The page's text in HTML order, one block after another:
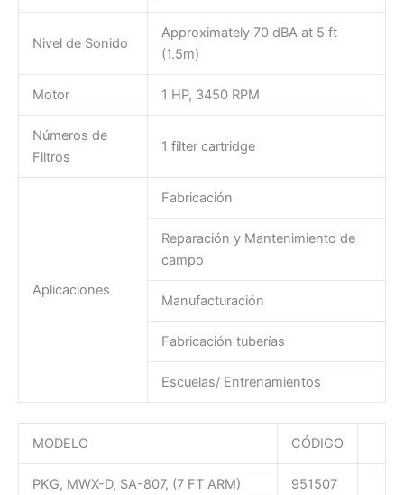
Nivel de Sonido
Approximately 70 dBA at 5 ft
(1.5m)
Motor 1 HP, 3450 RPM
Números de
Filtros
1 filter cartridge
Aplicaciones
Fabricación
Reparación y Mantenimiento de
campo
Manufacturación
Fabricación tuberías
Escuelas/ Entrenamientos
MODELO CÓDIGO
PKG, MWX-D, SA-807, (7 FT ARM) 951507